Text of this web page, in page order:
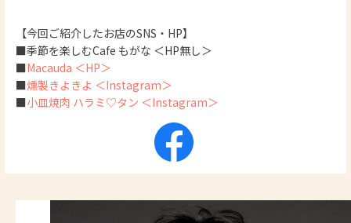
【今回ご紹介したお店のSNS・HP】
■季節を楽しむCafe もがな ＜HP無し＞
■Macauda ＜HP＞
■燻製きよきよ ＜Instagram＞
■小皿焼肉 ハラミ♡タン ＜Instagram＞